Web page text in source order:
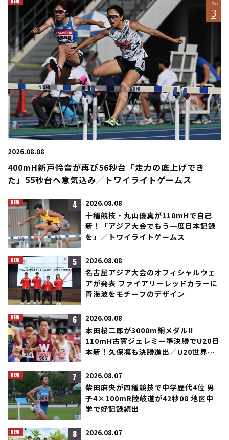
2026.08.08
400mH新戸怜音が再び56秒台「走力の底上げでき
た」55秒台へ意気込み／トワイライトゲームス
4 2026.08.08
十種競技・丸山優真が110mHで自己
新！「アジア大会でもう一度日本記録
を」／トワイライトゲームス
5 2026.08.08
名古屋アジア大会のオフィシャルウェ
アが発表 ファイアリーレッドカラーに
青海波をモチーフのデザイン
6 2026.08.08
本田桜二郎が3000m銅メダル!!
110mH古賀ジェレミー準決勝でU20日
本新！久保凛も決勝進出／U20世界選
7 2026.08.07
柴田麻央が四種競技で中学歴代4位 男
子4×100mR陸岐道が42秒08 地区中
学で好記録続出
8 2026.08.07